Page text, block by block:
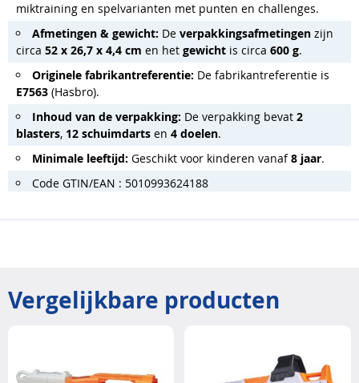
miktraining en spelvarianten met punten en challenges.
Afmetingen & gewicht: De verpakkingsafmetingen zijn
circa 52 x 26,7 x 4,4 cm en het gewicht is circa 600 g.
Originele fabrikantreferentie: De fabrikantreferentie is
E7563 (Hasbro).
Inhoud van de verpakking: De verpakking bevat 2
blasters, 12 schuimdarts en 4 doelen.
Minimale leeftijd: Geschikt voor kinderen vanaf8 jaar.
Code GTIN/EAN : 5010993624188
Vergelijkbare producten